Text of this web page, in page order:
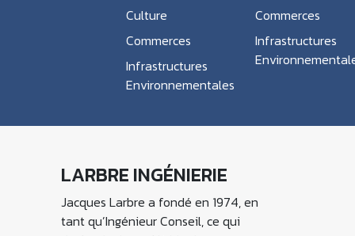
Culture
Commerces
Infrastructures
Environnementales
Commerces
Infrastructures
LARBRE INGÉNIERIE
Jacques Larbre a fondé en 1974, en
tant qu’Ingénieur Conseil, ce qui